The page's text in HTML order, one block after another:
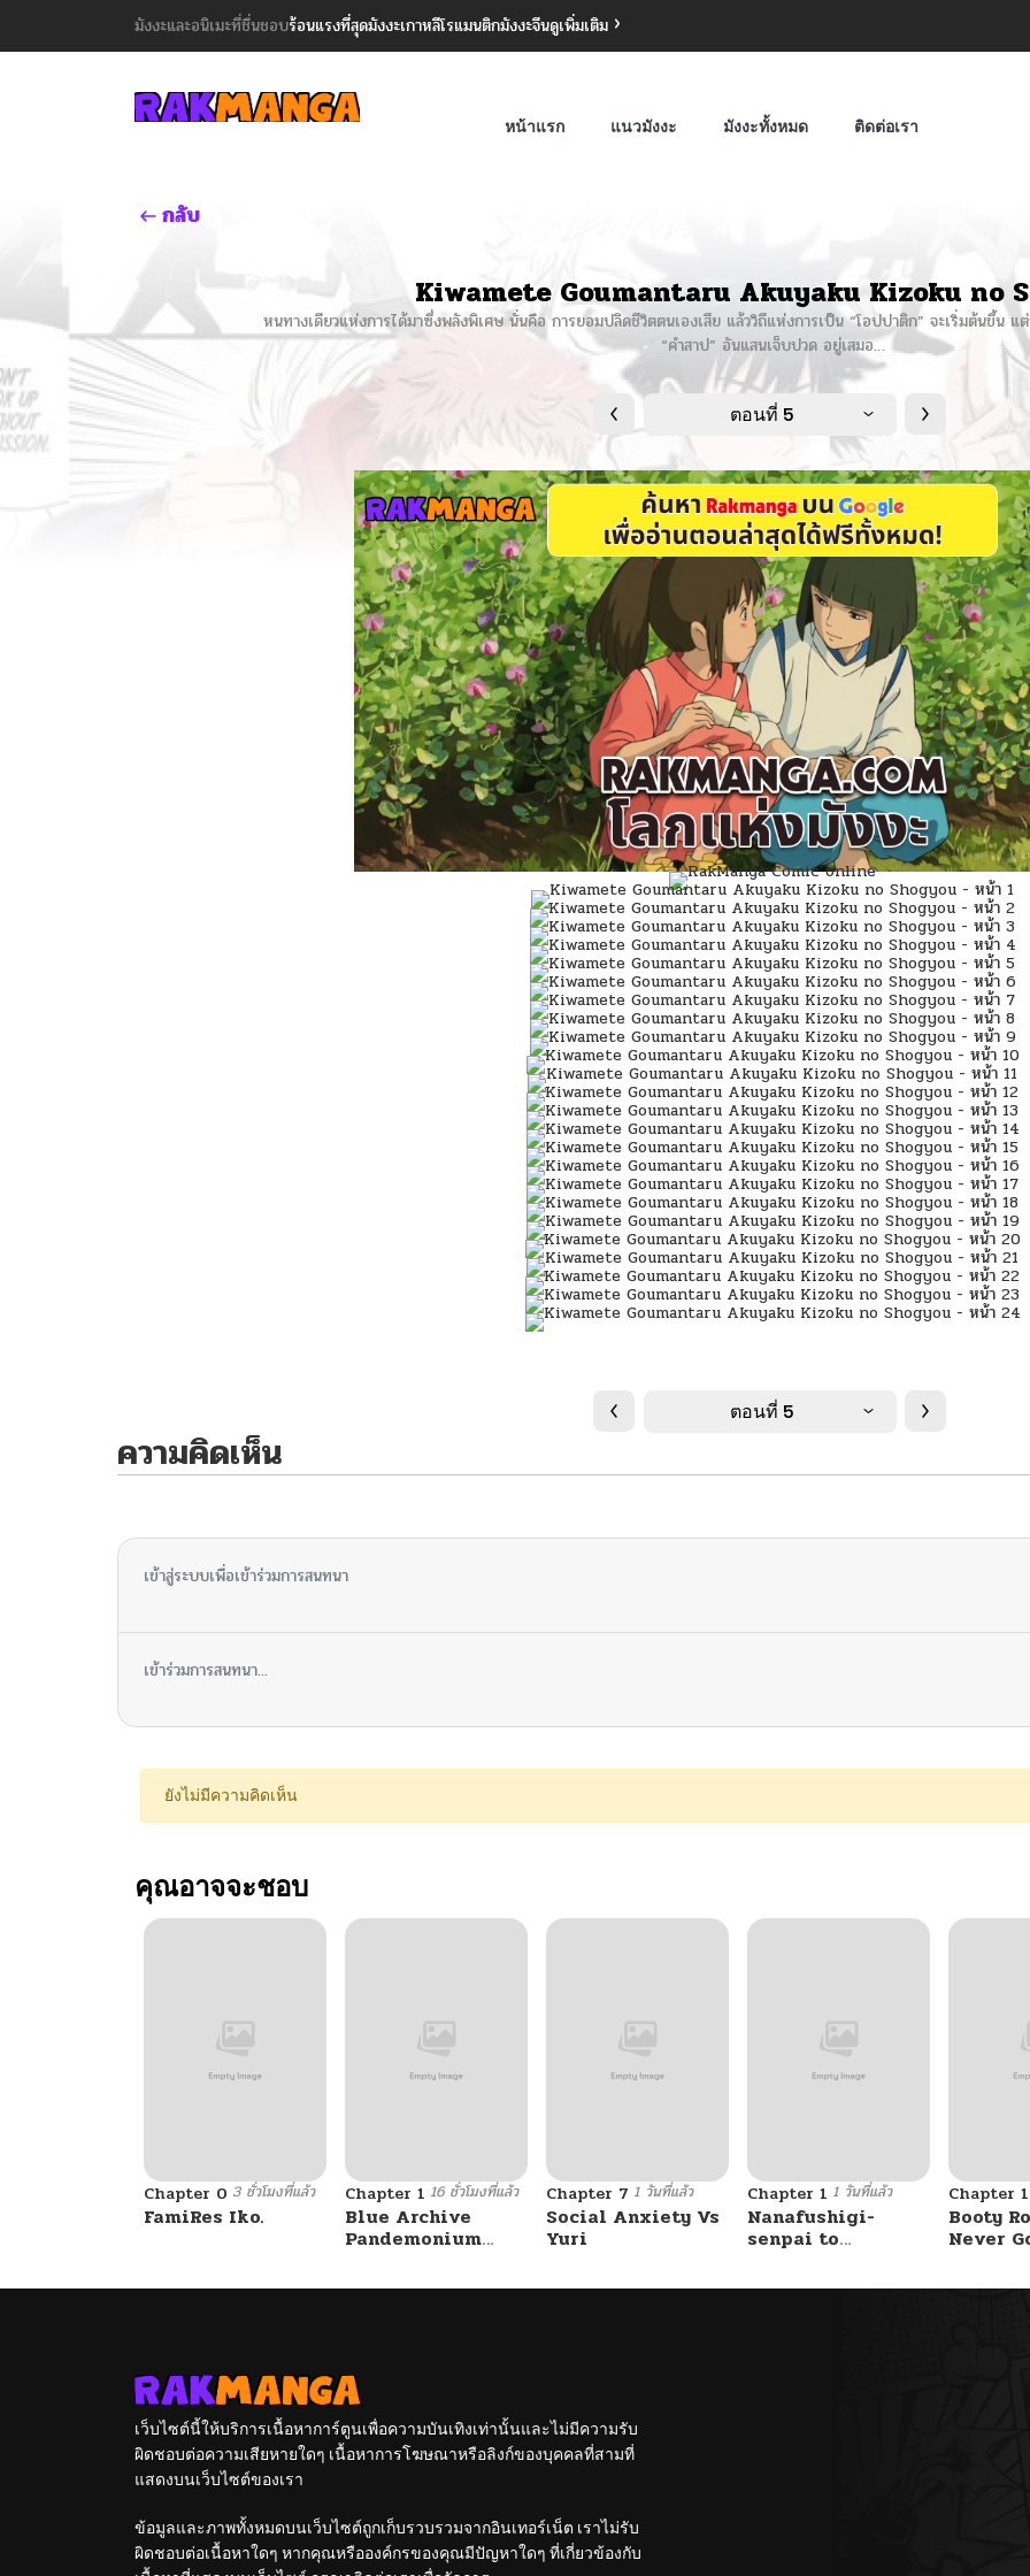
มังงะและอนิเมะที่ชื่นชอบร้อนแรงที่สุดมังงะเกาหลีโรแมนติกมังงะจีนดูเพิ่มเติม
หน้าแรก แนวมังงะ มังงะทั้งหมด ติดต่อเรา
กลับ
Kiwamete Goumantaru Akuyaku Kizoku no
หนทางเดียวแห่งการได้มาซึ่งพลังพิเศษ นั่นคือ การยอมปลิดชีวิตตนเองเสีย แล้ววิถีแห่งการเป็น “โอปปาติก” จะเริ่มต้นขึ้น
“คำสาป” อันแสนเจ็บปวด อยู่เสมอ…
ตอนที่ 5
ตอนที่ 5
ความคิดเห็น
เข้าสู่ระบบเพื่อเข้าร่วมการสนทนา
เข้าร่วมการสนทนา...
ยังไม่มีความคิดเห็น
คุณอาจจะชอบ
Chapter 0 3 ชั่วโมงที่แล้ว
FamiRes Iko.
Chapter 1 16 ชั่วโมงที่แล้ว
Blue Archive
Pandemonium
Hayashiya
Chapter 7 1 วันที่แล้ว
Social Anxiety Vs
Yuri
Chapter 1 1 วันที่แล้ว
Nanafushigi-
senpai to
Chapter
Booty
Never
เว็บไซต์นี้ให้บริการเนื้อหาการ์ตูนเพื่อความบันเทิงเท่านั้นและไม่มีความรับ
ผิดชอบต่อความเสียหายใดๆ เนื้อหาการโฆษณาหรือลิงก์ของบุคคลที่สามที่
แสดงบนเว็บไซต์ของเรา
ข้อมูลและภาพทั้งหมดบนเว็บไซต์ถูกเก็บรวบรวมจากอินเทอร์เน็ต เราไม่รับ
ผิดชอบต่อเนื้อหาใดๆ หากคุณหรือองค์กรของคุณมีปัญหาใดๆ ที่เกี่ยวข้องกับ